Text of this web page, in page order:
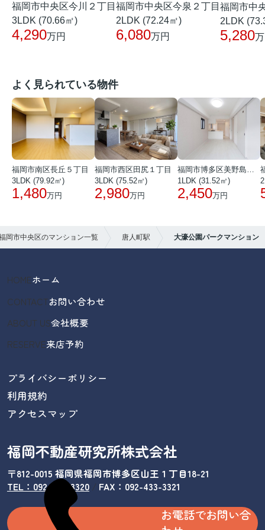
福岡市中央区今川２丁目
3LDK (70.66㎡)
4,290万円
福岡市中央区今泉２丁目
2LDK (72.24㎡)
6,080万円
福岡市中
2LDK
5,280
よく見られている物件
福岡市南区長丘５丁目
3LDK (79.92㎡)
1,480万円
福岡市西区田尻１丁目
3LDK (75.52㎡)
2,980万円
1LDK (31.52㎡)
2,450万円
岡市中央区のマンション一覧 唐人町駅 大濠公園パークマンション
HOMEホーム
CONTACTお問い合わせ
ABOUT US会社概要
RESERVE来店予約
プライバシーポリシー
利用規約
アクセスマップ
福岡不動産研究所株式会社
〒812-0015 福岡県福岡市博多区山王１丁目18-21
TEL：092-433-3320/ FAX：092-433-3321
お電話でお問い合